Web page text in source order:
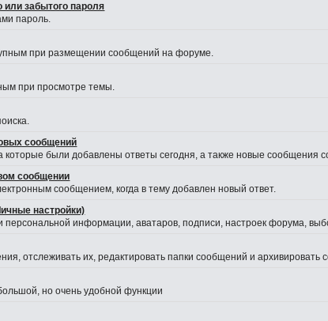
или забытого пароля
пароль.
при размещении сообщений на форуме.
при просмотре темы.
сообщений
которые были добавлены ответы сегодня, а также новые сообщения
сообщении
сообщением, когда в тему добавлен новый ответ.
настройки)
персональной информации, аватаров, подписи, настроек форума,
отслеживать их, редактировать папки сообщений и архивировать
но очень удобной функции